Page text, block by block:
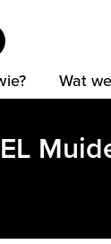
Wat